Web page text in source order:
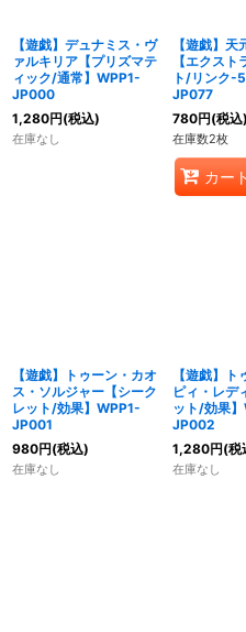
絞
【遊戯】デュナミス・ヴ
ァルキリア【プリズマテ
ィック/通常】WPP1-
JP000
1,280円(税込)
在庫なし
【遊戯】
【エクス
ト/リンク-
JP077
780円(税込)
在庫数2枚
カー
【遊戯】トゥーン・カオ
ス・ソルジャー【シーク
レット/効果】WPP1-
JP001
980円(税込)
在庫なし
【遊戯】
ピィ・レデ
ット/効果
JP002
1,280円(税
在庫なし